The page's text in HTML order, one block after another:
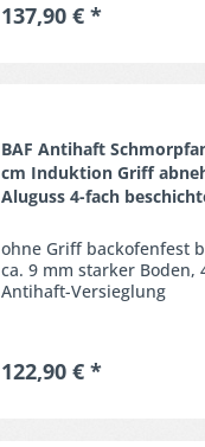
137,90 € *
BAF Antihaft
cm Induktion Griff
Aluguss 4-fach
ohne Griff backofenfest
ca. 9 mm starker Boden,
Antihaft-Versieglung
122,90 € *